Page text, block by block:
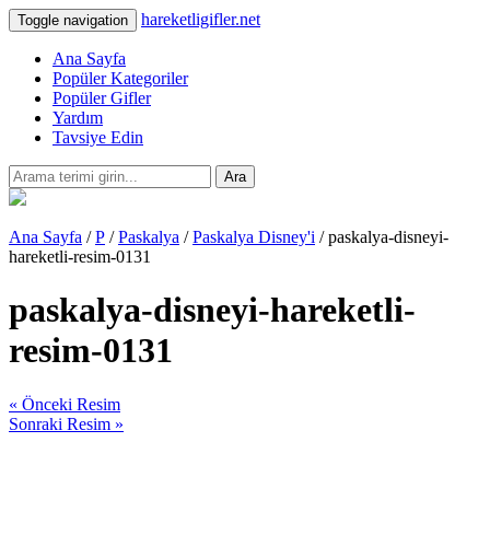
Toggle navigation hareketligifler.net
Ana Sayfa
Popüler Kategoriler
Popüler Gifler
Yardım
Tavsiye Edin
Ara
Ana Sayfa /P /Paskalya /Paskalya Disney'i / paskalya-disneyi-
hareketli-resim-0131
paskalya-disneyi-hareketli-
resim-0131
« Önceki Resim
Sonraki Resim »